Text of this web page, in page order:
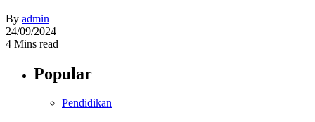
By admin
24/09/2024
4 Mins read
Popular
Pendidikan